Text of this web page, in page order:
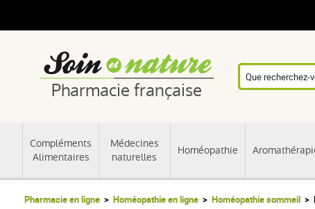
Pharmacie française
Compléments
Alimentaires
Médecines
naturelles
Homéopathie
Pharmacie en ligne Homéopathie en ligne Homéopathie sommeil